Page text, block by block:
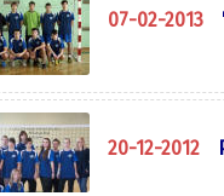
07-02-2013
20-12-2012